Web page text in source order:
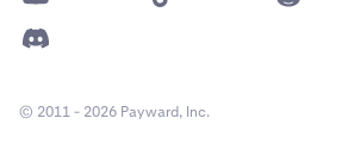
© 2011 - 2026 Payward, Inc.